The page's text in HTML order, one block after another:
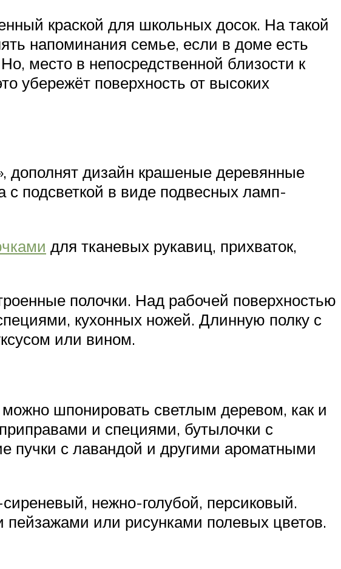
краской для школьных досок. На такой
напоминания семье, если в доме есть
место в непосредственной близости к
убережёт поверхность от высоких
дополнят дизайн крашеные деревянные
с подсветкой в виде подвесных ламп-
для тканевых рукавиц, прихваток,
полочки. Над рабочей поверхностью
кухонных ножей. Длинную полку с
или вином.
шпонировать светлым деревом, как и
и специями, бутылочки с
пучки с лавандой и другими ароматными
нежно-голубой, персиковый.
или рисунками полевых цветов.